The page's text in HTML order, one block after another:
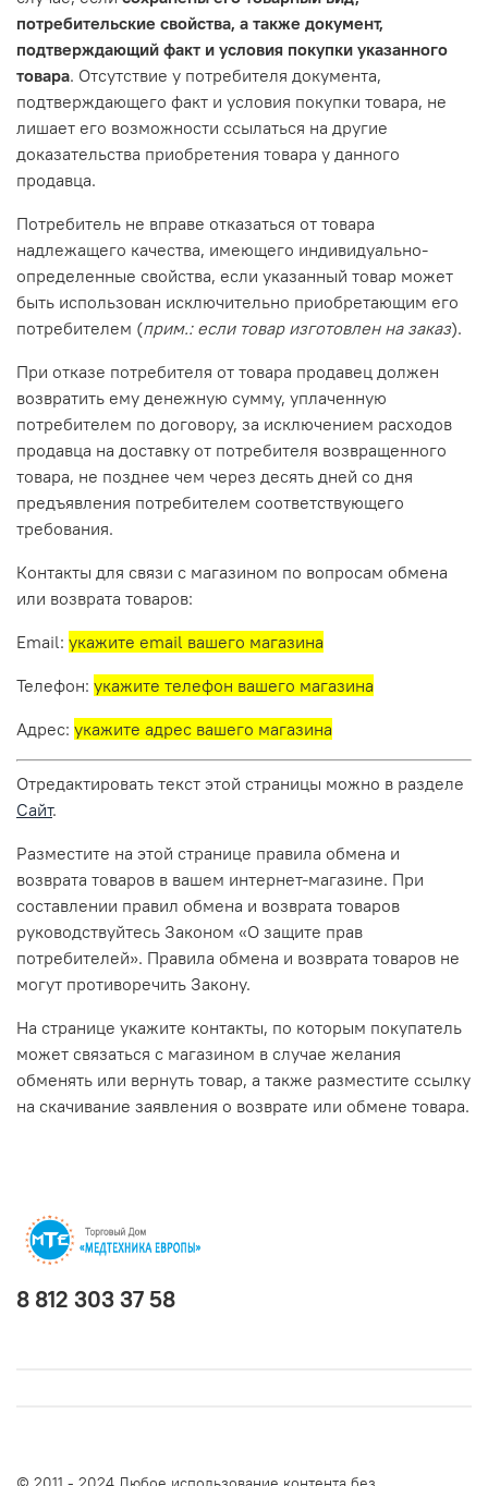
потребительские свойства, а также документ,
подтверждающий факт и условия покупки указанного
товара. Отсутствие у потребителя документа,
подтверждающего факт и условия покупки товара, не
лишает его возможности ссылаться на другие
доказательства приобретения товара у данного
продавца.
Потребитель не вправе отказаться от товара
надлежащего качества, имеющего индивидуально-
определенные свойства, если указанный товар может
быть использован исключительно приобретающим его
потребителем (прим.: если товар изготовлен на заказ).
При отказе потребителя от товара продавец должен
возвратить ему денежную сумму, уплаченную
потребителем по договору, за исключением расходов
продавца на доставку от потребителя возвращенного
товара, не позднее чем через десять дней со дня
предъявления потребителем соответствующего
требования.
Контакты для связи с магазином по вопросам обмена
или возврата товаров:
Email: укажите email вашего магазина
Телефон: укажите телефон вашего магазина
Адрес: укажите адрес вашего магазина
Отредактировать текст этой страницы можно в разделе
Сайт.
Разместите на этой странице правила обмена и
возврата товаров в вашем интернет-магазине. При
составлении правил обмена и возврата товаров
руководствуйтесь Законом «О защите прав
потребителей». Правила обмена и возврата товаров не
могут противоречить Закону.
На странице укажите контакты, по которым покупатель
может связаться с магазином в случае желания
обменять или вернуть товар, а также разместите ссылку
на скачивание заявления о возврате или обмене товара.
8 812 303 37 58